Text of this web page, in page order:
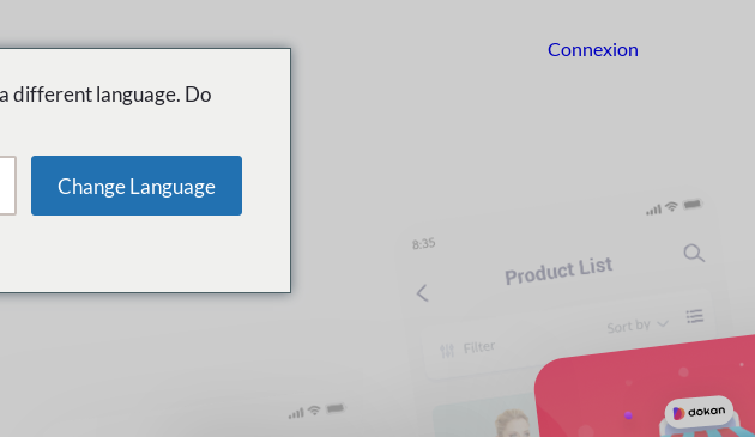
Connexion
different language. Do
Change Language